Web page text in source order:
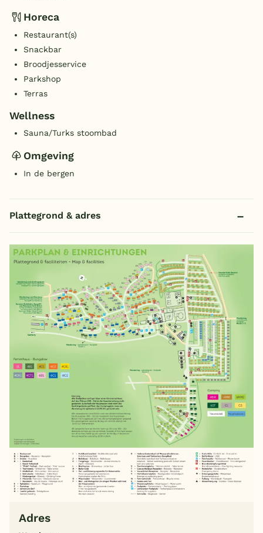
Horeca
Restaurant(s)
Snackbar
Broodjesservice
Parkshop
Terras
Wellness
Sauna/Turks stoombad
Omgeving
In de bergen
Plattegrond & adres
Adres